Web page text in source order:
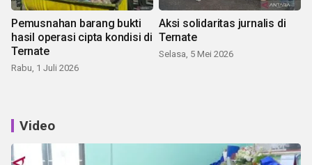
Pemusnahan barang bukti
hasil operasi cipta kondisi di
Ternate
Rabu, 1 Juli 2026
Aksi solidaritas jurnalis di
Ternate
Selasa, 5 Mei 2026
Video